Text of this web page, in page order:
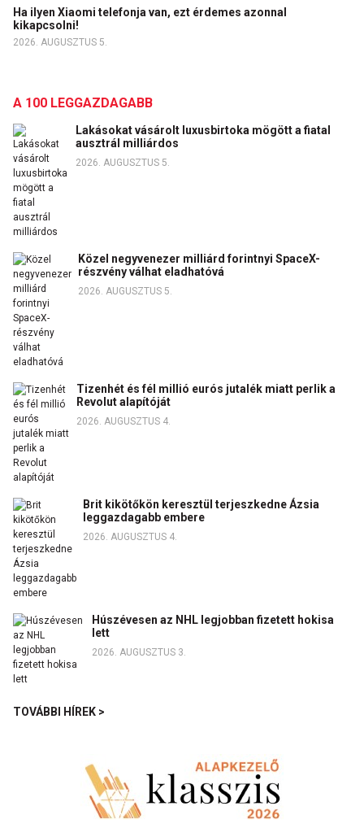
Ha ilyen Xiaomi telefonja van, ezt érdemes azonnal
kikapcsolni!
2026. AUGUSZTUS 5.
A 100 LEGGAZDAGABB
Lakásokat vásárolt luxusbirtoka mögött a fiatal
ausztrál milliárdos
2026. AUGUSZTUS 5.
Közel negyvenezer milliárd forintnyi SpaceX-
részvény válhat eladhatóvá
2026. AUGUSZTUS 5.
Tizenhét és fél millió eurós jutalék miatt perlik a
Revolut alapítóját
2026. AUGUSZTUS 4.
Brit kikötőkön keresztül terjeszkedne Ázsia
leggazdagabb embere
2026. AUGUSZTUS 4.
Húszévesen az NHL legjobban fizetett hokisa
lett
2026. AUGUSZTUS 3.
TOVÁBBI HÍREK >